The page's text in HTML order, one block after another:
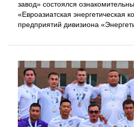
завод» состоялся
«Евроазиатская энергетическая
предприятий дивизиона